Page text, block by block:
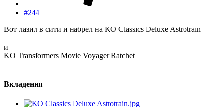
#244
Вот лазил в сити и набрел на KO Classics Deluxe Astrotrain
и
KO Transformers Movie Voyager Ratchet
Вкладення